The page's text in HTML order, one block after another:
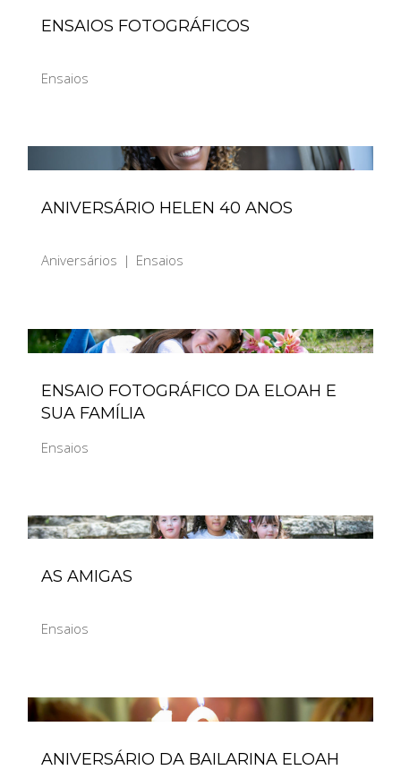
ENSAIOS FOTOGRÁFICOS
Ensaios
ANIVERSÁRIO HELEN 40 ANOS
Aniversários Ensaios
ENSAIO FOTOGRÁFICO DA ELOAH E
SUA FAMÍLIA
Ensaios
AS AMIGAS
Ensaios
ANIVERSÁRIO DA BAILARINA ELOAH